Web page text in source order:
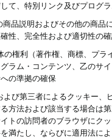
て、特別リンク及びプログ
品説明およびその他の商
性、完全性および適切性の
権利（著作権、商標、プ
ラム・コンテンツ、乙のサ
への準拠の確保
び第三者によるクッキー
方法および該当する場合は
トの訪問者のブラウザにク
満たし、ならびに適用法に